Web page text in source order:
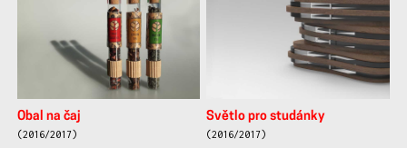
Obal na čaj
(2016/2017)
Světlo pro studánky
(2016/2017)